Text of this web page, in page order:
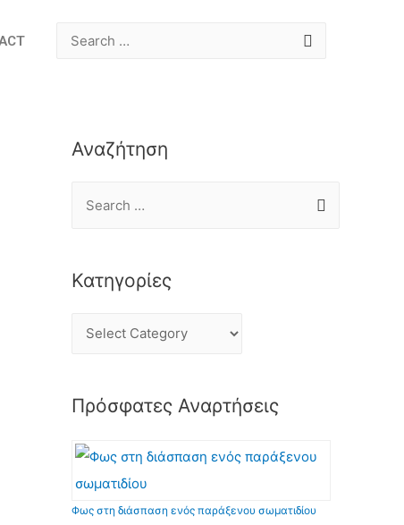
Αναζήτηση
Κατηγορίες
Πρόσφατες Αναρτήσεις
Φως στη διάσπαση ενός παράξενου σωματιδίου